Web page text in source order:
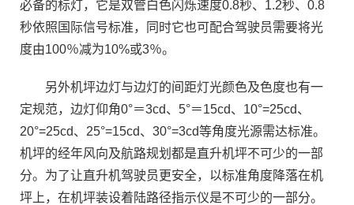
必备的标灯，它是双管白色闪烁速度0.8秒、1.2秒、0.8
秒依照国际信号标准，同时它也可配合驾驶员需要将光
度由100％减为10%或3％。
另外机坪边灯与边灯的间距灯光颜色及色度也有一
定规范，边灯仰角0°＝3cd、5°＝15cd、10°=25cd、
20°=25cd、25°=15cd、30°=3cd等角度光源需达标准。
机坪的经年风向及航路规划都是直升机坪不可少的一部
分。为了让直升机驾驶员更安全，以标准角度降落在机
坪上，在机坪装设着陆路径指示仪是不可少的一部分。